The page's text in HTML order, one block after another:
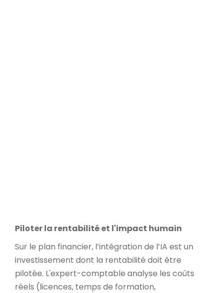
Piloter la rentabilité et l'impact humain
Sur le plan financier, l’intégration de l’IA est un
investissement dont la rentabilité doit être
pilotée. L'expert-comptable analyse les coûts
réels (licences, temps de formation,